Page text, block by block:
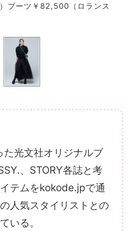
ブーツ￥82,500（ロランス
光文社オリジナルブ
、STORY各誌と考
テムをkokode.jpで通
人気スタイリストとの
いる。